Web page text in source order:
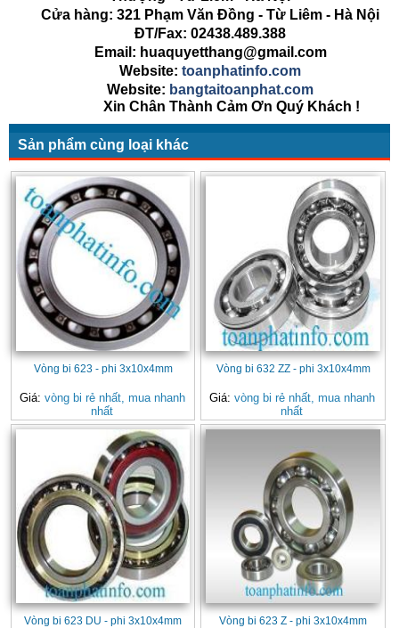
Cửa hàng: 321 Phạm Văn Đồng - Từ Liêm - Hà Nội
ĐT/Fax: 02438.489.388
Email: huaquyetthang@gmail.com
Website: toanphatinfo.com
Website: bangtaitoanphat.com
Xin Chân Thành Cảm Ơn Quý Khách !
Sản phẩm cùng loại khác
Vòng bi 623 - phi 3x10x4mm
Giá: vòng bi rẻ nhất, mua nhanh
nhất
Vòng bi 632 ZZ - phi 3x10x4mm
Giá: vòng bi rẻ nhất, mua nhanh
nhất
Vòng bi 623 DU - phi 3x10x4mm Vòng bi 623 Z - phi 3x10x4mm